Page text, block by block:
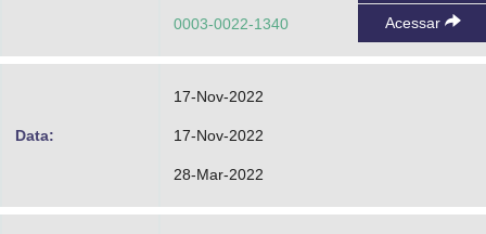
0003-0022-1340 Acessar
Data:
17-Nov-2022
17-Nov-2022
28-Mar-2022